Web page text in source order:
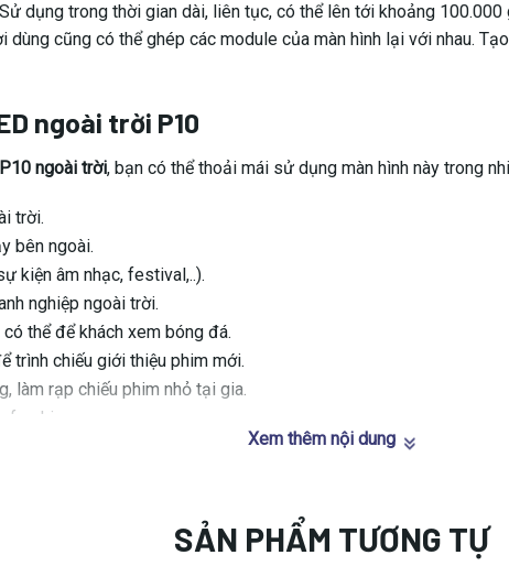
dụng trong thời gian dài, liên tục, có thể lên tới khoảng
cũng có thể ghép các module của màn hình lại với nhau.
ngoài trời P10
ngoài trời, bạn có thể thoải mái sử dụng màn hình này trong
trời.
bên ngoài.
kiện âm nhạc, festival,..).
nghiệp ngoài trời.
thể để khách xem bóng đá.
trình chiếu giới thiệu phim mới.
làm rạp chiếu phim nhỏ tại gia.
phim …
Xem thêm nội dung
SẢN PHẨM TƯƠNG TỰ